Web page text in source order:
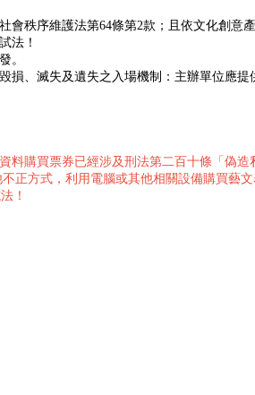
秩序維護法第64條第2款；且依文化創意
法！
。
、滅失及遺失之入場機制：主辦單位應
購買票券已經涉及刑法第二百十條「偽
方式，利用電腦或其他相關設備購買藝
！